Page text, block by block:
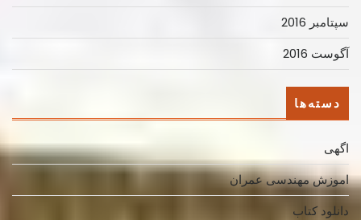
سپتامبر 2016
آگوست 2016
دسته‌ها
اگهی
اموزش مهندسی عمران
دانلود کتاب